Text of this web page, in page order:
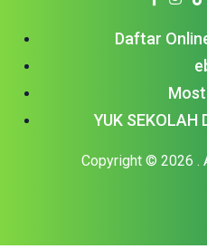
Daftar
YUK SEKOLAH
Copyright © 2026 .